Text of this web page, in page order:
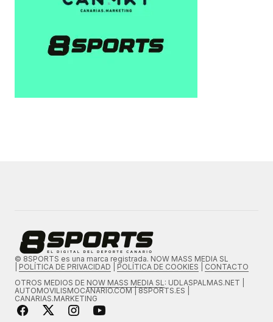
© 8SPORTS es una marca registrada. NOW MASS MEDIA SL
POLÍTICA DE PRIVACIDAD POLÍTICA DE COOKIES
CONTACTO
OTROS MEDIOS DE NOW MASS MEDIA SL: UDLASPALMAS.NET |
AUTOMOVILISMOCANARIO.COM | 8SPORTS.ES |
CANARIAS.MARKETING